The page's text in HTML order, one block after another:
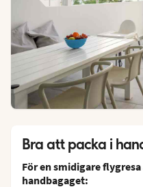
Bra att packa i
För en smidigare
handbagaget: